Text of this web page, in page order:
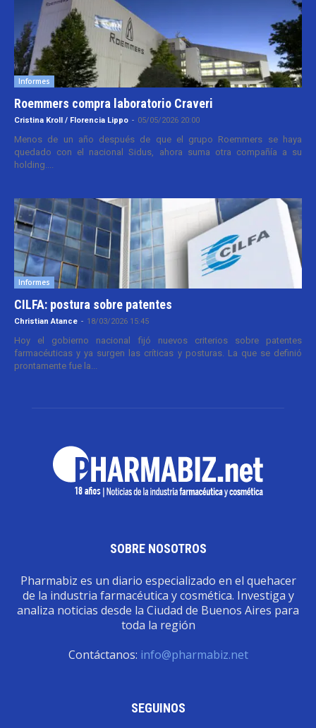
Informes
Roemmers compra laboratorio Craveri
Cristina Kroll / Florencia Lippo - 05/05/2026 20:00
Menos de un año después de que el grupo Roemmers se haya
quedado con el nacional Sidus, ahora suma otra compañía a su
holding....
Informes
CILFA: postura sobre patentes
Christian Atance - 18/03/2026 15:45
Hoy el gobierno nacional fijó nuevos criterios sobre patentes
farmacéuticas y ya surgen las críticas y posturas. La que se definió
prontamente fue la...
SOBRE NOSOTROS
Pharmabiz es un diario especializado en el quehacer
de la industria farmacéutica y cosmética. Investiga y
analiza noticias desde la Ciudad de Buenos Aires para
toda la región
Contáctanos: info@pharmabiz.net
SEGUINOS